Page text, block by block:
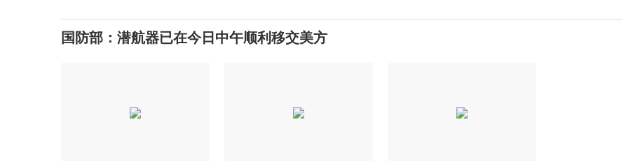
国防部：潜航器已在今日中午顺利移交美方